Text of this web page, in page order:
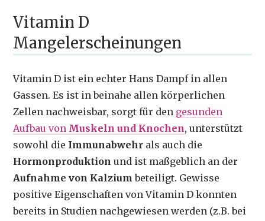
Vitamin D
Mangelerscheinungen
Vitamin D ist ein echter Hans Dampf in allen
Gassen. Es ist in beinahe allen körperlichen
Zellen nachweisbar, sorgt für den gesunden
Aufbau von Muskeln und Knochen, unterstützt
sowohl die Immunabwehr als auch die
Hormonproduktionund ist maßgeblich an der
Aufnahme von Kalzium beteiligt. Gewisse
positive Eigenschaften von Vitamin D konnten
bereits in Studien nachgewiesen werden (z.B. bei